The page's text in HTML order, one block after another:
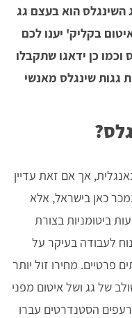
השינגלס הוא בעצם גג
בקליק' יענו לכם
כן ידאגו שתקבלו
גגות שינגלס מאנשי
אך אם זאת עדיין
כאן בישראל, אלא
ביטומניות בצורת
לעבודה בעיקר על
פרטיים. מחירו זול יותר
של גג ושל איטום מפני
הסטנדרטים עברו